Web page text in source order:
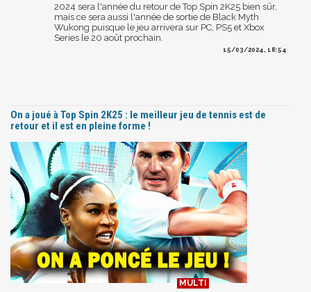
2024 sera l'année du retour de Top Spin 2K25 bien sûr,
mais ce sera aussi l'année de sortie de Black Myth
Wukong puisque le jeu arrivera sur PC, PS5 et Xbox
Series le 20 août prochain.
15/03/2024, 18:54
On a joué à Top Spin 2K25 : le meilleur jeu de tennis est de
retour et il est en pleine forme !